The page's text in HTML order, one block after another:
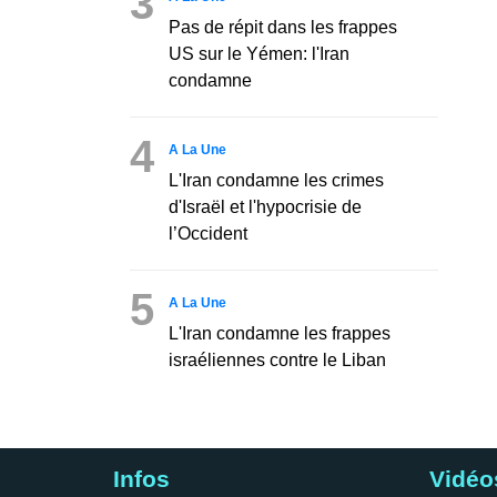
Pas de répit dans les frappes
US sur le Yémen: l'Iran
condamne
4 A La Une
L'Iran condamne les crimes
d'Israël et l'hypocrisie de
l’Occident
5 A La Une
L'Iran condamne les frappes
israéliennes contre le Liban
Infos